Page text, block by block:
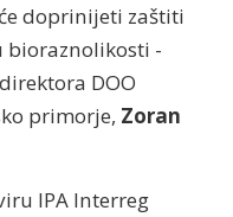
doprinijeti zaštiti
bioraznolikosti -
DOO
primorje, Zoran
IPA Interreg